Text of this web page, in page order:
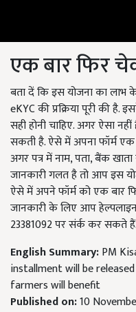
एक बार फिर
बता दें कि इस योजना का लाभ
eKYC की प्रक्रिया पूरी की है.
सही होनी चाहिए. अगर ऐसा
सकती है. ऐसे में अपना फॉर्म
अगर पत्र में नाम, पता, बैंक
जानकारी गलत है तो आप इस
ऐसे में अपने फॉर्म को एक बार
जानकारी के लिए आप
23381092 पर संर्क कर सकते हैं.
English Summary:PM
installment will be
farmers will benefit
Published on:10